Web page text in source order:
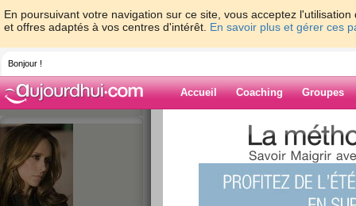
En poursuivant votre navigation sur ce site, vous acceptez
et offres adaptés à vos centres d'intérêt. En savoir plus et gérer ces
Bonjour !
Accueil Coaching Groupes
> > pti't
Blog de